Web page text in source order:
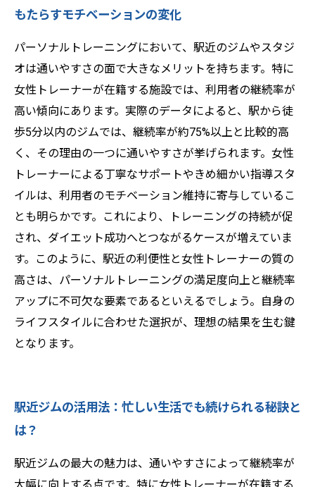
もたらすモチベーションの変化
パーソナルトレーニングにおいて、駅近のジムやスタジ
オは通いやすさの面で大きなメリットを持ちます。特に
女性トレーナーが在籍する施設では、利用者の継続率が
高い傾向にあります。実際のデータによると、駅から徒
歩5分以内のジムでは、継続率が約75%以上と比較的高
く、その理由の一つに通いやすさが挙げられます。女性
トレーナーによる丁寧なサポートやきめ細かい指導スタ
イルは、利用者のモチベーション維持に寄与しているこ
とも明らかです。これにより、トレーニングの持続が促
され、ダイエット成功へとつながるケースが増えていま
す。このように、駅近の利便性と女性トレーナーの質の
高さは、パーソナルトレーニングの満足度向上と継続率
アップに不可欠な要素であるといえるでしょう。自身の
ライフスタイルに合わせた選択が、理想の結果を生む鍵
となります。
駅近ジムの活用法：忙しい生活でも続けられる秘訣と
は？
駅近ジムの最大の魅力は、通いやすさによって継続率が